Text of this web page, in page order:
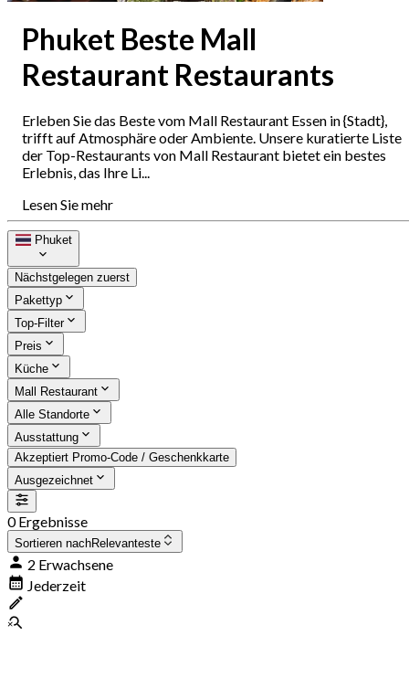
Phuket Beste Mall
Restaurant Restaurants
Erleben Sie das Beste vom Mall Restaurant Essen in {Stadt},
trifft auf Atmosphäre oder Ambiente. Unsere kuratierte Liste
der Top-Restaurants von Mall Restaurant bietet ein bestes
Erlebnis, das Ihre Li...
Lesen Sie mehr
Phuket
Nächstgelegen zuerst
Pakettyp
Top-Filter
Preis
Küche
Mall Restaurant
Alle Standorte
Ausstattung
Akzeptiert Promo-Code / Geschenkkarte
Ausgezeichnet
0 Ergebnisse
Sortieren nachRelevanteste
2 Erwachsene
Jederzeit